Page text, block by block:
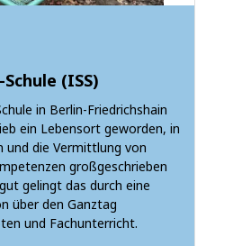
(ISS)
in Berlin-Friedrichshain
ein Lebensort geworden, in
und die Vermittlung von
großgeschrieben
gelingt das durch eine
über den Ganztag
und Fachunterricht.